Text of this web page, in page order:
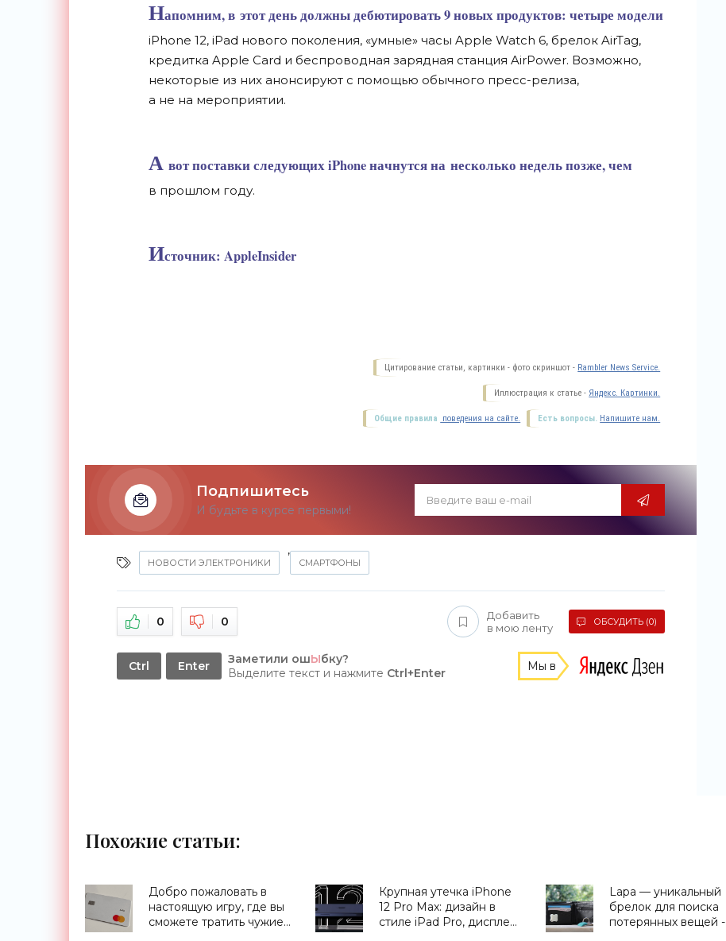
Напомним, в этот день должны дебютировать 9 новых продуктов: четыре модели
iPhone 12, iPad нового поколения, «умные»часы Apple Watch 6, брелок AirTag,
кредитка Apple Card и беспроводная зарядная станция AirPower. Возможно,
некоторые из них анонсируют с помощью обычного пресс-релиза,
а не на мероприятии.
А вот поставки следующих iPhone начнутся на несколько недель позже, чем
в прошлом году.
Источник: AppleInsider
Цитирование статьи, картинки - фото скриншот - Rambler News Service.
Иллюстрация к статье - Яндекс. Картинки.
Есть вопросы. Напишите нам.
Общие правила поведения на сайте.
Подпишитесь
И будьте в курсе первыми!
НОВОСТИ ЭЛЕКТРОНИКИ
,
СМАРТФОНЫ
0 0
Добавить
в мою ленту
ОБСУДИТЬ (0)
Ctrl Enter Заметили ошЫбку?
Выделите текст и нажмите Ctrl+Enter Мы в
Похожие статьи:
Добро пожаловать в
настоящую игру, где вы
сможете тратить чужие
Крупная утечка iPhone
12 Pro Max: дизайн в
стиле iPad Pro, дисплей
Lapa — уникальный
брелок для поиска
потерянных вещей -